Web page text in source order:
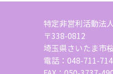
特定非営利活動法
〒338-0812
埼玉県さいたま市
電話：048-711-